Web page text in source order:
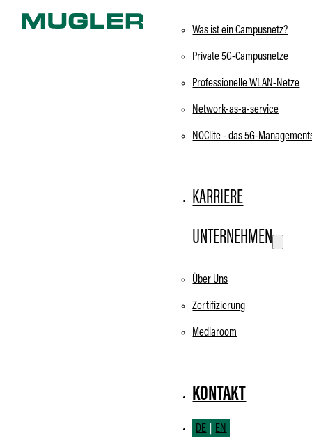
Was ist ein Campusnetz?
Private 5G-Campusnetze
Professionelle WLAN-Netze
Network-as-a-service
NOClite - das 5G-
KARRIERE
UNTERNEHMEN
Über Uns
Zertifizierung
Mediaroom
KONTAKT
DE EN